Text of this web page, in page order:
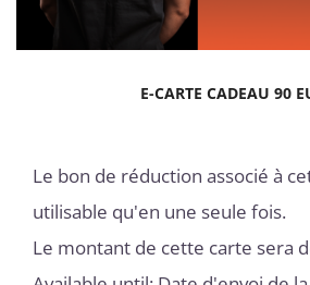
E-CARTE CADEAU 90
Le bon de réduction associé à
utilisable qu'en une seule fois.
Le montant de cette carte sera